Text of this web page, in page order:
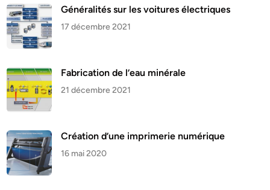
Généralités sur les voitures électriques
17 décembre 2021
Fabrication de l’eau minérale
21 décembre 2021
Création d’une imprimerie numérique
16 mai 2020